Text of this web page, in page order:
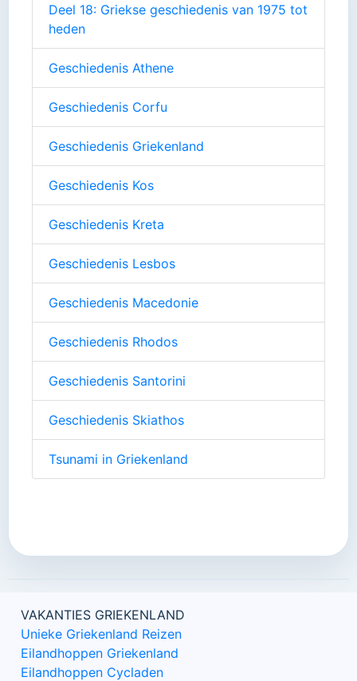
Deel 18: Griekse geschiedenis van 1975 tot
heden
Geschiedenis Athene
Geschiedenis Corfu
Geschiedenis Griekenland
Geschiedenis Kos
Geschiedenis Kreta
Geschiedenis Lesbos
Geschiedenis Macedonie
Geschiedenis Rhodos
Geschiedenis Santorini
Geschiedenis Skiathos
Tsunami in Griekenland
VAKANTIES GRIEKENLAND
Unieke Griekenland Reizen
Eilandhoppen Griekenland
Eilandhoppen Cycladen